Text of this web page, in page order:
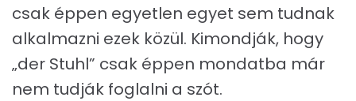
csak éppen egyetlen egyet sem tudnak
alkalmazni ezek közül. Kimondják, hogy
„der Stuhl” csak éppen mondatba már
nem tudják foglalni a szót.